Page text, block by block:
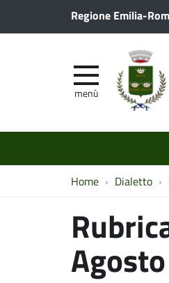
Regione Emilia-
menù
Home Dialetto